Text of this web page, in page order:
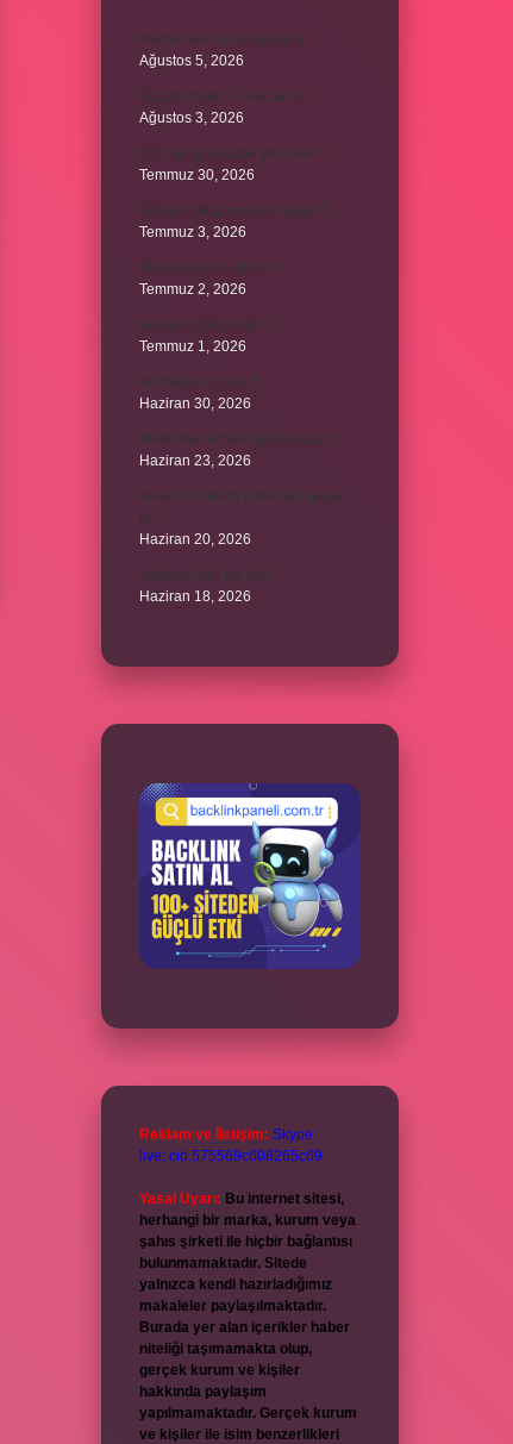
Avene Akerat ne işe yarar ?
Ağustos 5, 2026
A52 Android 14 alacak mı ?
Ağustos 3, 2026
622 hangi hesaba yansıtılır ?
Temmuz 30, 2026
Antalya Otogarı’nı kim yaptı ?
Temmuz 3, 2026
Yeşil elmanın adı ne ?
Temmuz 2, 2026
ancak bağlaç mıdır ?
Temmuz 1, 2026
Alüminyum nasıl ?
Haziran 30, 2026
Melatonin kimler kullanamaz ?
Haziran 23, 2026
Alveolit doktora gitmeden geçer
mi ?
Haziran 20, 2026
İstakada kaç taş olur ?
Haziran 18, 2026
Reklam ve İletişim: Skype:
live:.cid.575569c608265c69
Yasal Uyarı: Bu internet sitesi,
herhangi bir marka, kurum veya
şahıs şirketi ile hiçbir bağlantısı
bulunmamaktadır. Sitede
yalnızca kendi hazırladığımız
makaleler paylaşılmaktadır.
Burada yer alan içerikler haber
niteliği taşımamakta olup,
gerçek kurum ve kişiler
hakkında paylaşım
yapılmamaktadır. Gerçek kurum
ve kişiler ile isim benzerlikleri